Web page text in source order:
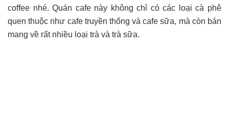
coffee nhé. Quán cafe này không chỉ có các loại cà phê
quen thuộc như cafe truyền thống và cafe sữa, mà còn bán
mang về rất nhiều loại trà và trà sữa.